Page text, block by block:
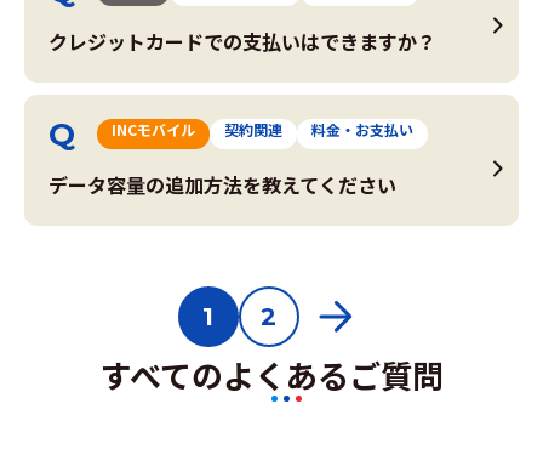
クレジットカードでの支払いはできますか？
INCモバイル 契約関連 料金・お支払い
データ容量の追加方法を教えてください
1 2
すべてのよくあるご質問